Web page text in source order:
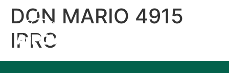
DON MARIO 4915
IPRO